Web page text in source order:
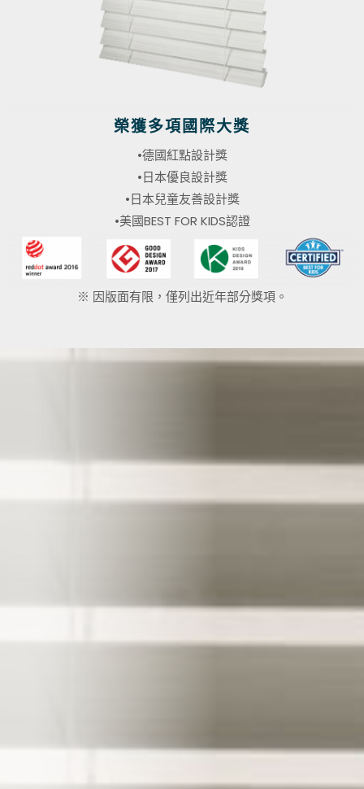
榮獲多項國際大獎
•德國紅點設計獎
•日本優良設計獎
•日本兒童友善設計獎
•美國BEST FOR KIDS認證
※ 因版面有限，僅列出近年部分獎項。